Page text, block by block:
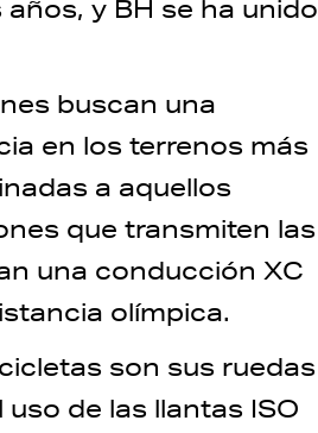
y BH se ha unido
buscan una
en los terrenos más
a aquellos
que transmiten las
una conducción XC
olímpica.
son sus ruedas
de las llantas ISO